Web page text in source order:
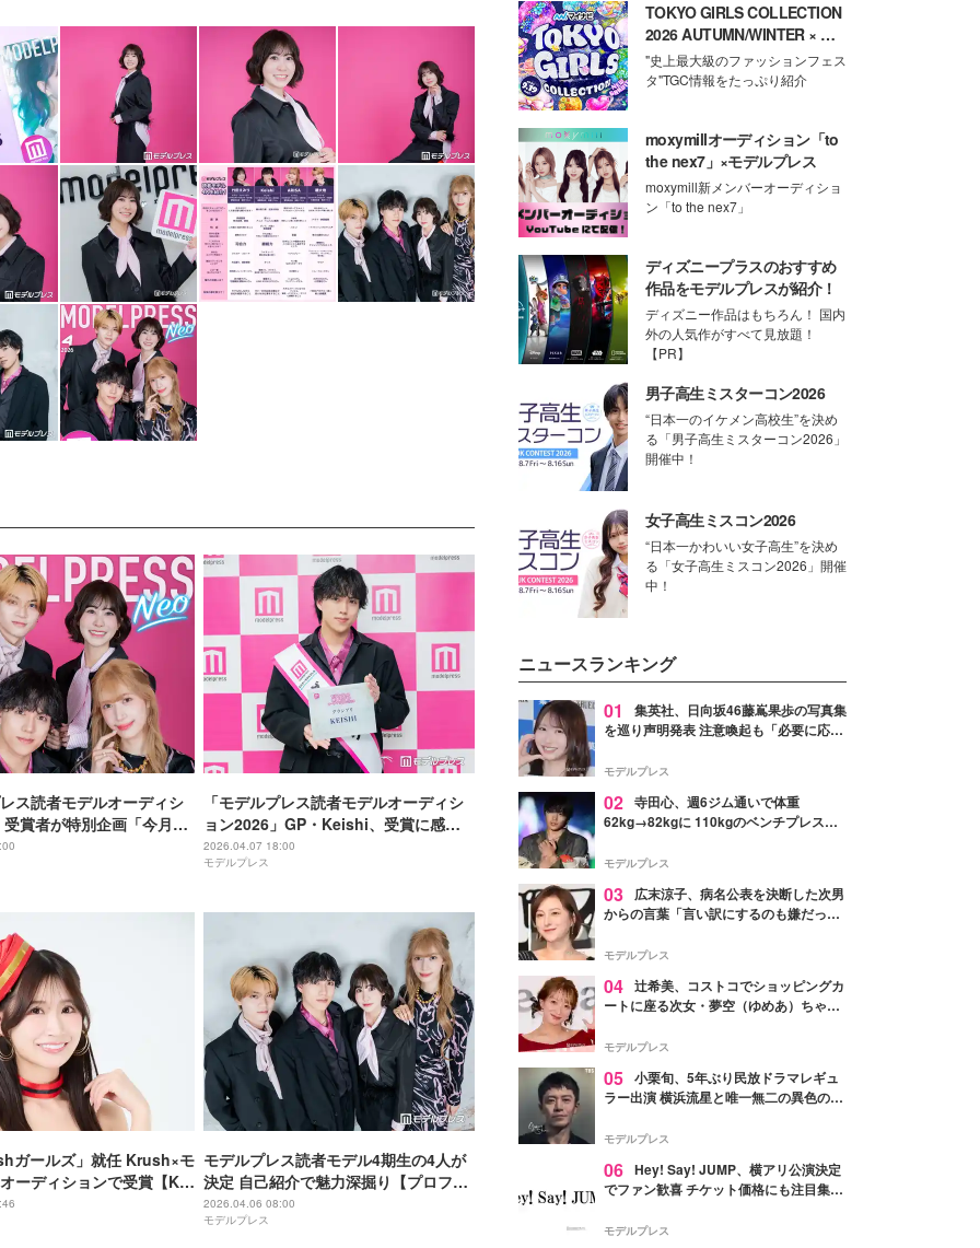
ス読者モデルオーディシ
賞者が特別企画「今月の
NEO」4月に集結
「モデルプレス読者モデルオーディシ
ョン2026」GP・Keishi、受賞に感謝
今後の目標語る「誰かの憧れになれた
ら」
2026.04.07 18:00
モデルプレス
ガールズ」就任 Krush×モ
ーディションで受賞【K-1
ミスモデルプレスオ
モデルプレス読者モデル4期生の4人が
決定 自己紹介で魅力深掘り【プロフィ
ール】
2026.04.06 08:00
モデルプレス
TOKYO GIRLS COLLECTION
2026 AUTUMN/WINTER × モ
デルプレス
"史上最大級のファッションフェス
タ"TGC情報をたっぷり紹介
moxymillオーディション「to
the nex7」×モデルプレス
moxymill新メンバーオーディショ
ン「to the nex7」
ディズニープラスのおすすめ
作品をモデルプレスが紹介！
ディズニー作品はもちろん！ 国内
外の人気作がすべて見放題！
【PR】
男子高生ミスターコン2026
“日本一のイケメン高校生”を決め
る「男子高生ミスターコン2026」
開催中！
女子高生ミスコン2026
“日本一かわいい女子高生”を決め
る「女子高生ミスコン2026」開催
中！
ニュースランキング
01
集英社、日向坂46藤嶌果歩の写真集
を巡り声明発表 注意喚起も「必要に応じ
モデルプレス
02 寺田心、週6ジム通いで体重
62kg→82kgに 110kgのベンチプレス持
「かっこいい」と反響
モデルプレス
03
広末涼子、病名公表を決断した次男
からの言葉「言い訳にするのも嫌だっ
モデルプレス
04 辻希美、コストコでショッピングカ
ートに座る次女・夢空（ゆめあ）ちゃん
ぎ」「成長を感じる」の声
モデルプレス
05 小栗旬、5年ぶり民放ドラマレギュ
ラー出演 横浜流星と唯一無二の異色のバ
モデルプレス
06 Hey! Say! JUMP、横アリ公演決定
でファン歓喜 チケット価格にも注目集ま
モデルプレス